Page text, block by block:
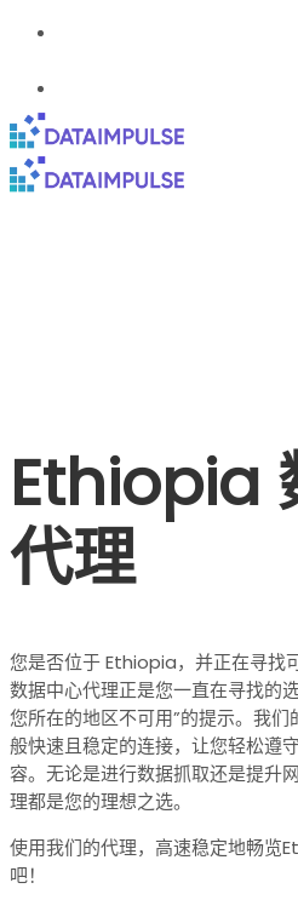
Ethiopia
代理
您是否位于 Ethiopia，并正在寻找
数据中心代理正是您一直在寻找的
您所在的地区不可用”的提示。我
般快速且稳定的连接，让您轻松遵
容。无论是进行数据抓取还是提升
理都是您的理想之选。
使用我们的代理，高速稳定地畅览
吧！